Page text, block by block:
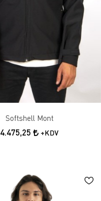
Softshell Mont
4.475,25 +KDV